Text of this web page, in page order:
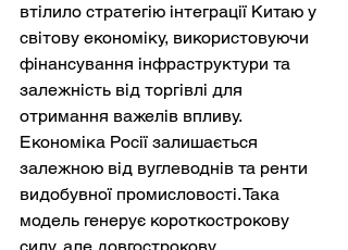
втілило стратегію інтеграції Китаю у
світову економіку, використовуючи
фінансування інфраструктури та
залежність від торгівлі для
отримання важелів впливу.
Економіка Росії залишається
залежною від вуглеводнів та ренти
видобувної промисловості. Така
модель генерує короткострокову